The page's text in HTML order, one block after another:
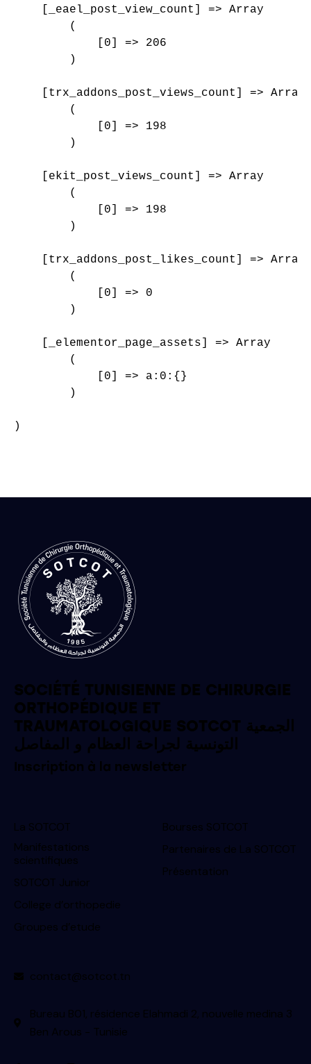
    [_eael_post_view_count] => Array
        (
            [0] => 206
        )
    [trx_addons_post_views_count] => Array
        (
            [0] => 198
        )
    [ekit_post_views_count] => Array
        (
            [0] => 198
        )
    [trx_addons_post_likes_count] => Array
        (
            [0] => 0
        )
    [_elementor_page_assets] => Array
        (
            [0] => a:0:{}
        )
)
SOCIÉTÉ TUNISIENNE DE CHIRURGIE
ORTHOPÉDIQUE ET
TRAUMATOLOGIQUE SOTCOT الجمعية
التونسية لجراحة العظام و المفاصل
Inscription à la newsletter
La SOTCOT
Manifestations
scientifiques
SOTCOT Junior
College d’orthopedie
Groupes d’etude
Bourses SOTCOT
Partenaires de La SOTCOT
Présentation
contact@sotcot.tn
Bureau B01, résidence Elahmadi 2, nouvelle medina 3
Ben Arous - Tunisie